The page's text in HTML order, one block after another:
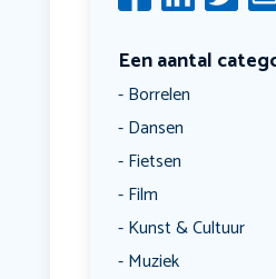
Een aantal
Borrelen
Dansen
Fietsen
Film
Kunst & Cultuur
Muziek